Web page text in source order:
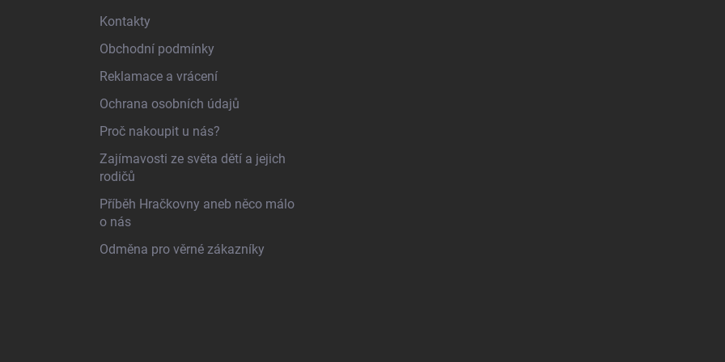
Kontakty
Obchodní podmínky
Reklamace a vrácení
Ochrana osobních údajů
Proč nakoupit u nás?
Zajímavosti ze světa dětí a jejich
rodičů
Příběh Hračkovny aneb něco málo
o nás
Odměna pro věrné zákazníky